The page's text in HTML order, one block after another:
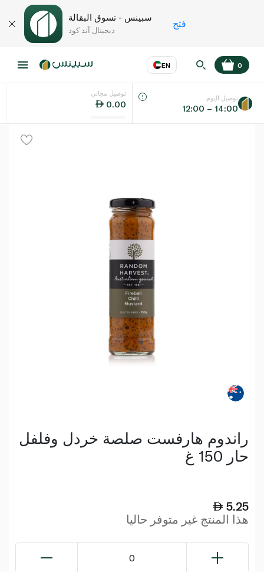
سبينس - تسوق البقالة
ديجيتال آند كود
فتح
EN
اللغة عر
0
توصيل مجاني
0.00
توصيل اليوم
12:00 – 14:00
راندوم هارفست صلصة خردل وفلفل
حار 150 غ
5.25
هذا المنتج غير متوفر حاليا
0